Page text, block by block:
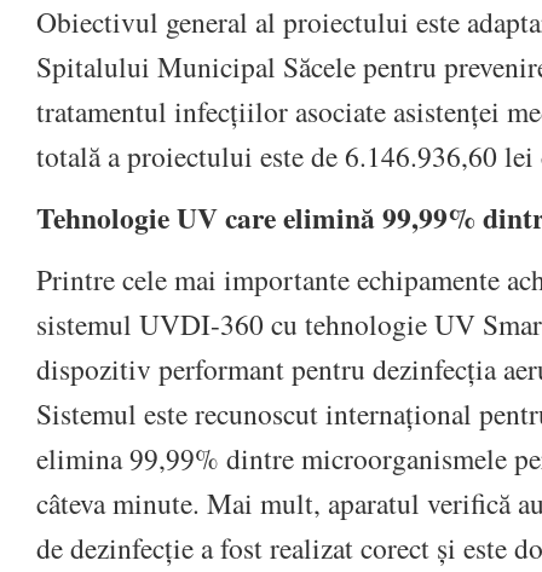
Obiectivul general al proiectului este
Spitalului Municipal Săcele pentru
tratamentul infecțiilor asociate asistenței
totală a proiectului este de 6.146.936,60
Tehnologie UV care elimină 99,99%
Printre cele mai importante echipamente
sistemul UVDI-360 cu tehnologie UV
dispozitiv performant pentru dezinfecția
Sistemul este recunoscut internațional
elimina 99,99% dintre microorganismele
câteva minute. Mai mult, aparatul verifică
de dezinfecție a fost realizat corect și este